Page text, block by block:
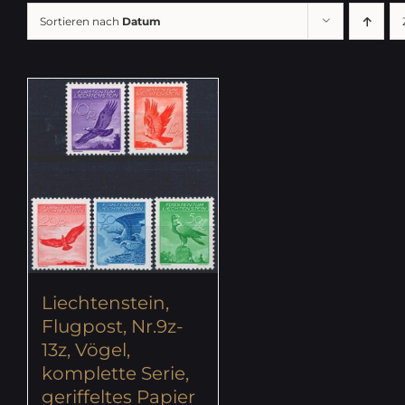
Sortieren nach Datum
Liechtenstein,
Flugpost, Nr.9z-
13z, Vögel,
komplette Serie,
geriffeltes Papier